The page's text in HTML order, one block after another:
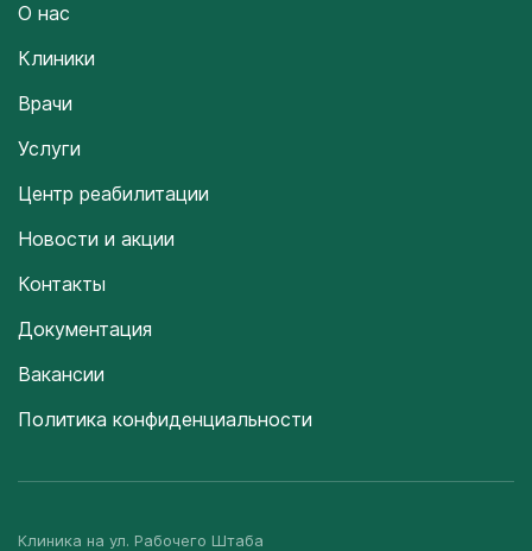
О нас
Клиники
Врачи
Услуги
Центр реабилитации
Новости и акции
Контакты
Документация
Вакансии
Политика конфиденциальности
Клиника на ул. Рабочего Штаба